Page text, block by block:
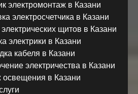
электромонтаж в Казани
электросчетчика в Казани
щитов в Казани
электрики в Казани
кабеля в Казани
электричества в Казани
освещения в Казани